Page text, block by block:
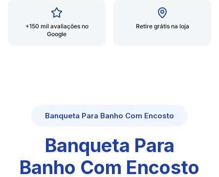
+150 mil avaliações no
Google
Retire grátis na loja
Banqueta Para Banho Com Encosto
Banqueta Para
Banho Com Encosto